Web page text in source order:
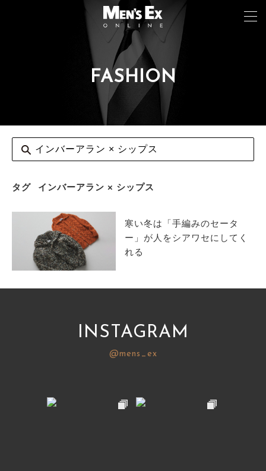
FASHION
タグ インバーアラン × シップス
寒い冬は「手編みのセータ
ー」が人をシアワセにしてく
れる
INSTAGRAM
@mens_ex
CAR&BIKE
LIFESTYLE
COLUMN
MAGAZINE
ABOUT SITE